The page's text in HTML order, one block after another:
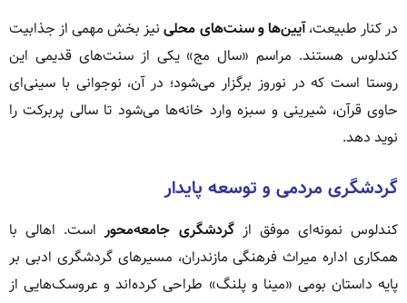
در کنار طبیعت،آیین‌ها و سنت‌های محلینیز بخش مهمی از جذابیت
کندلوس هستند. مراسم «سال مج» یکی از سنت‌های قدیمی این
روستا است که در نوروز برگزار می‌شود؛ در آن، نوجوانی با سینی‌ای
حاوی قرآن، شیرینی و سبزه وارد خانه‌ها می‌شود تا سالی پربرکت را
نوید دهد.
گردشگری مردمی و توسعه پایدار
کندلوس نمونه‌ای موفق ازگردشگری جامعه‌محور است. اهالی با
همکاری اداره میراث فرهنگی مازندران، مسیرهای گردشگری ادبی بر
پایه داستان بومی «مینا و پلنگ» طراحی کرده‌اند و عروسک‌هایی از